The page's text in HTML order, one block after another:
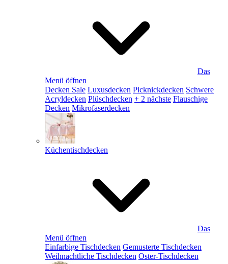
Das
Menü öffnen
Decken Sale Luxusdecken Picknickdecken Schwere
Acryldecken Plüschdecken + 2 nächste Flauschige
Decken Mikrofaserdecken
Küchentischdecken
Das
Menü öffnen
Einfarbige Tischdecken Gemusterte Tischdecken
Weihnachtliche Tischdecken Oster-Tischdecken